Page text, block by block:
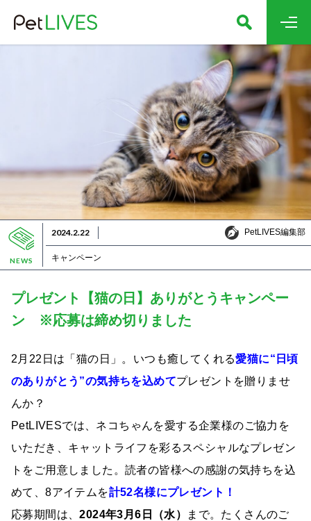
NEWS
2024.2.22 PetLIVES編集部
PetLIVES編集部
キャンペーン
プレゼント【猫の日】ありがとうキャンペー
ン ※応募は締め切りました
2月22日は「猫の日」。いつも癒してくれる愛猫に“日頃
のありがとう”の気持ちを込めてプレゼントを贈りませ
んか？
PetLIVESでは、ネコちゃんを愛する企業様のご協力を
いただき、キャットライフを彩るスペシャルなプレゼン
トをご用意しました。読者の皆様への感謝の気持ちを込
めて、8アイテムを計52名様にプレゼント！
応募期間は、2024年3月6日（水）
まで。たくさんのご